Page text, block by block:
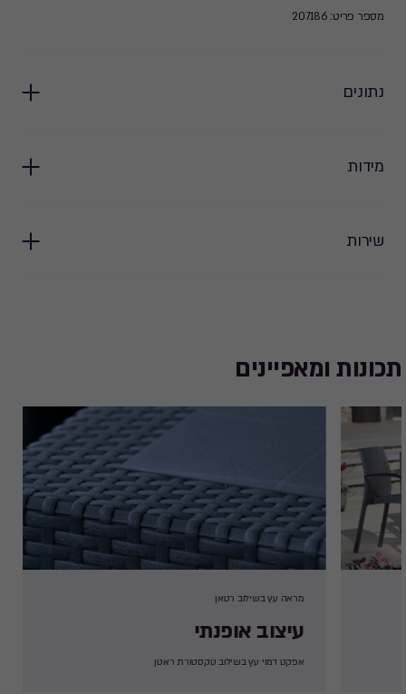
מספר פריט: 207186
נתונים
מידות
שירות
תכונות ומאפיינים
מראה עץ בשילוב רטאן
עיצוב אופנתי
אפקט דמוי עץ בשילוב טקסטורת ראטן